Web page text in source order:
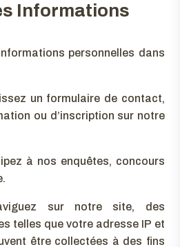
Informations
personnelles dans
un formulaire de contact,
ou d’inscription sur notre
à nos enquêtes, concours
sur notre site, des
telles que votre adresse IP et
être collectées à des fins